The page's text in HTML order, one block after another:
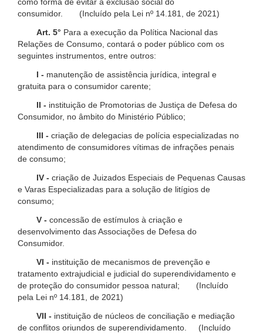
como forma de evitar a exclusão social do
consumidor. (Incluído pela Lei nº 14.181, de 2021)
Art. 5° Para a execução da Política Nacional das
Relações de Consumo, contará o poder público com os
seguintes instrumentos, entre outros:
I - manutenção de assistência jurídica, integral e
gratuita para o consumidor carente;
II - instituição de Promotorias de Justiça de Defesa do
Consumidor, no âmbito do Ministério Público;
III - criação de delegacias de polícia especializadas no
atendimento de consumidores vítimas de infrações penais
de consumo;
IV - criação de Juizados Especiais de Pequenas Causas
e Varas Especializadas para a solução de litígios de
consumo;
V - concessão de estímulos à criação e
desenvolvimento das Associações de Defesa do
Consumidor.
VI - instituição de mecanismos de prevenção e
tratamento extrajudicial e judicial do superendividamento e
de proteção do consumidor pessoa natural; (Incluído
pela Lei nº 14.181, de 2021)
VII - instituição de núcleos de conciliação e mediação
de conflitos oriundos de superendividamento. (Incluído